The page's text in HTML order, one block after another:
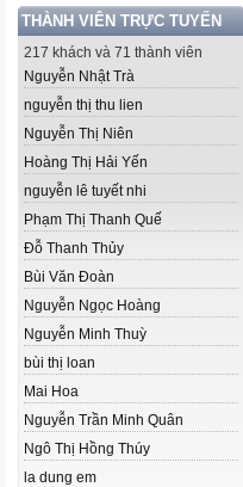
THÀNH VIÊN TRỰC TUYẾN
217 khách và 71 thành viên
Nguyễn Nhật Trà
nguyễn thị thu lien
Nguyễn Thị Niên
Hoàng Thị Hải Yến
nguyễn lê tuyết nhi
Phạm Thị Thanh Quế
Đỗ Thanh Thủy
Bùi Văn Đoàn
Nguyễn Ngọc Hoàng
Nguyễn Minh Thuỳ
bùi thị loan
Mai Hoa
Nguyễn Trần Minh Quân
Ngô Thị Hồng Thúy
la dung em